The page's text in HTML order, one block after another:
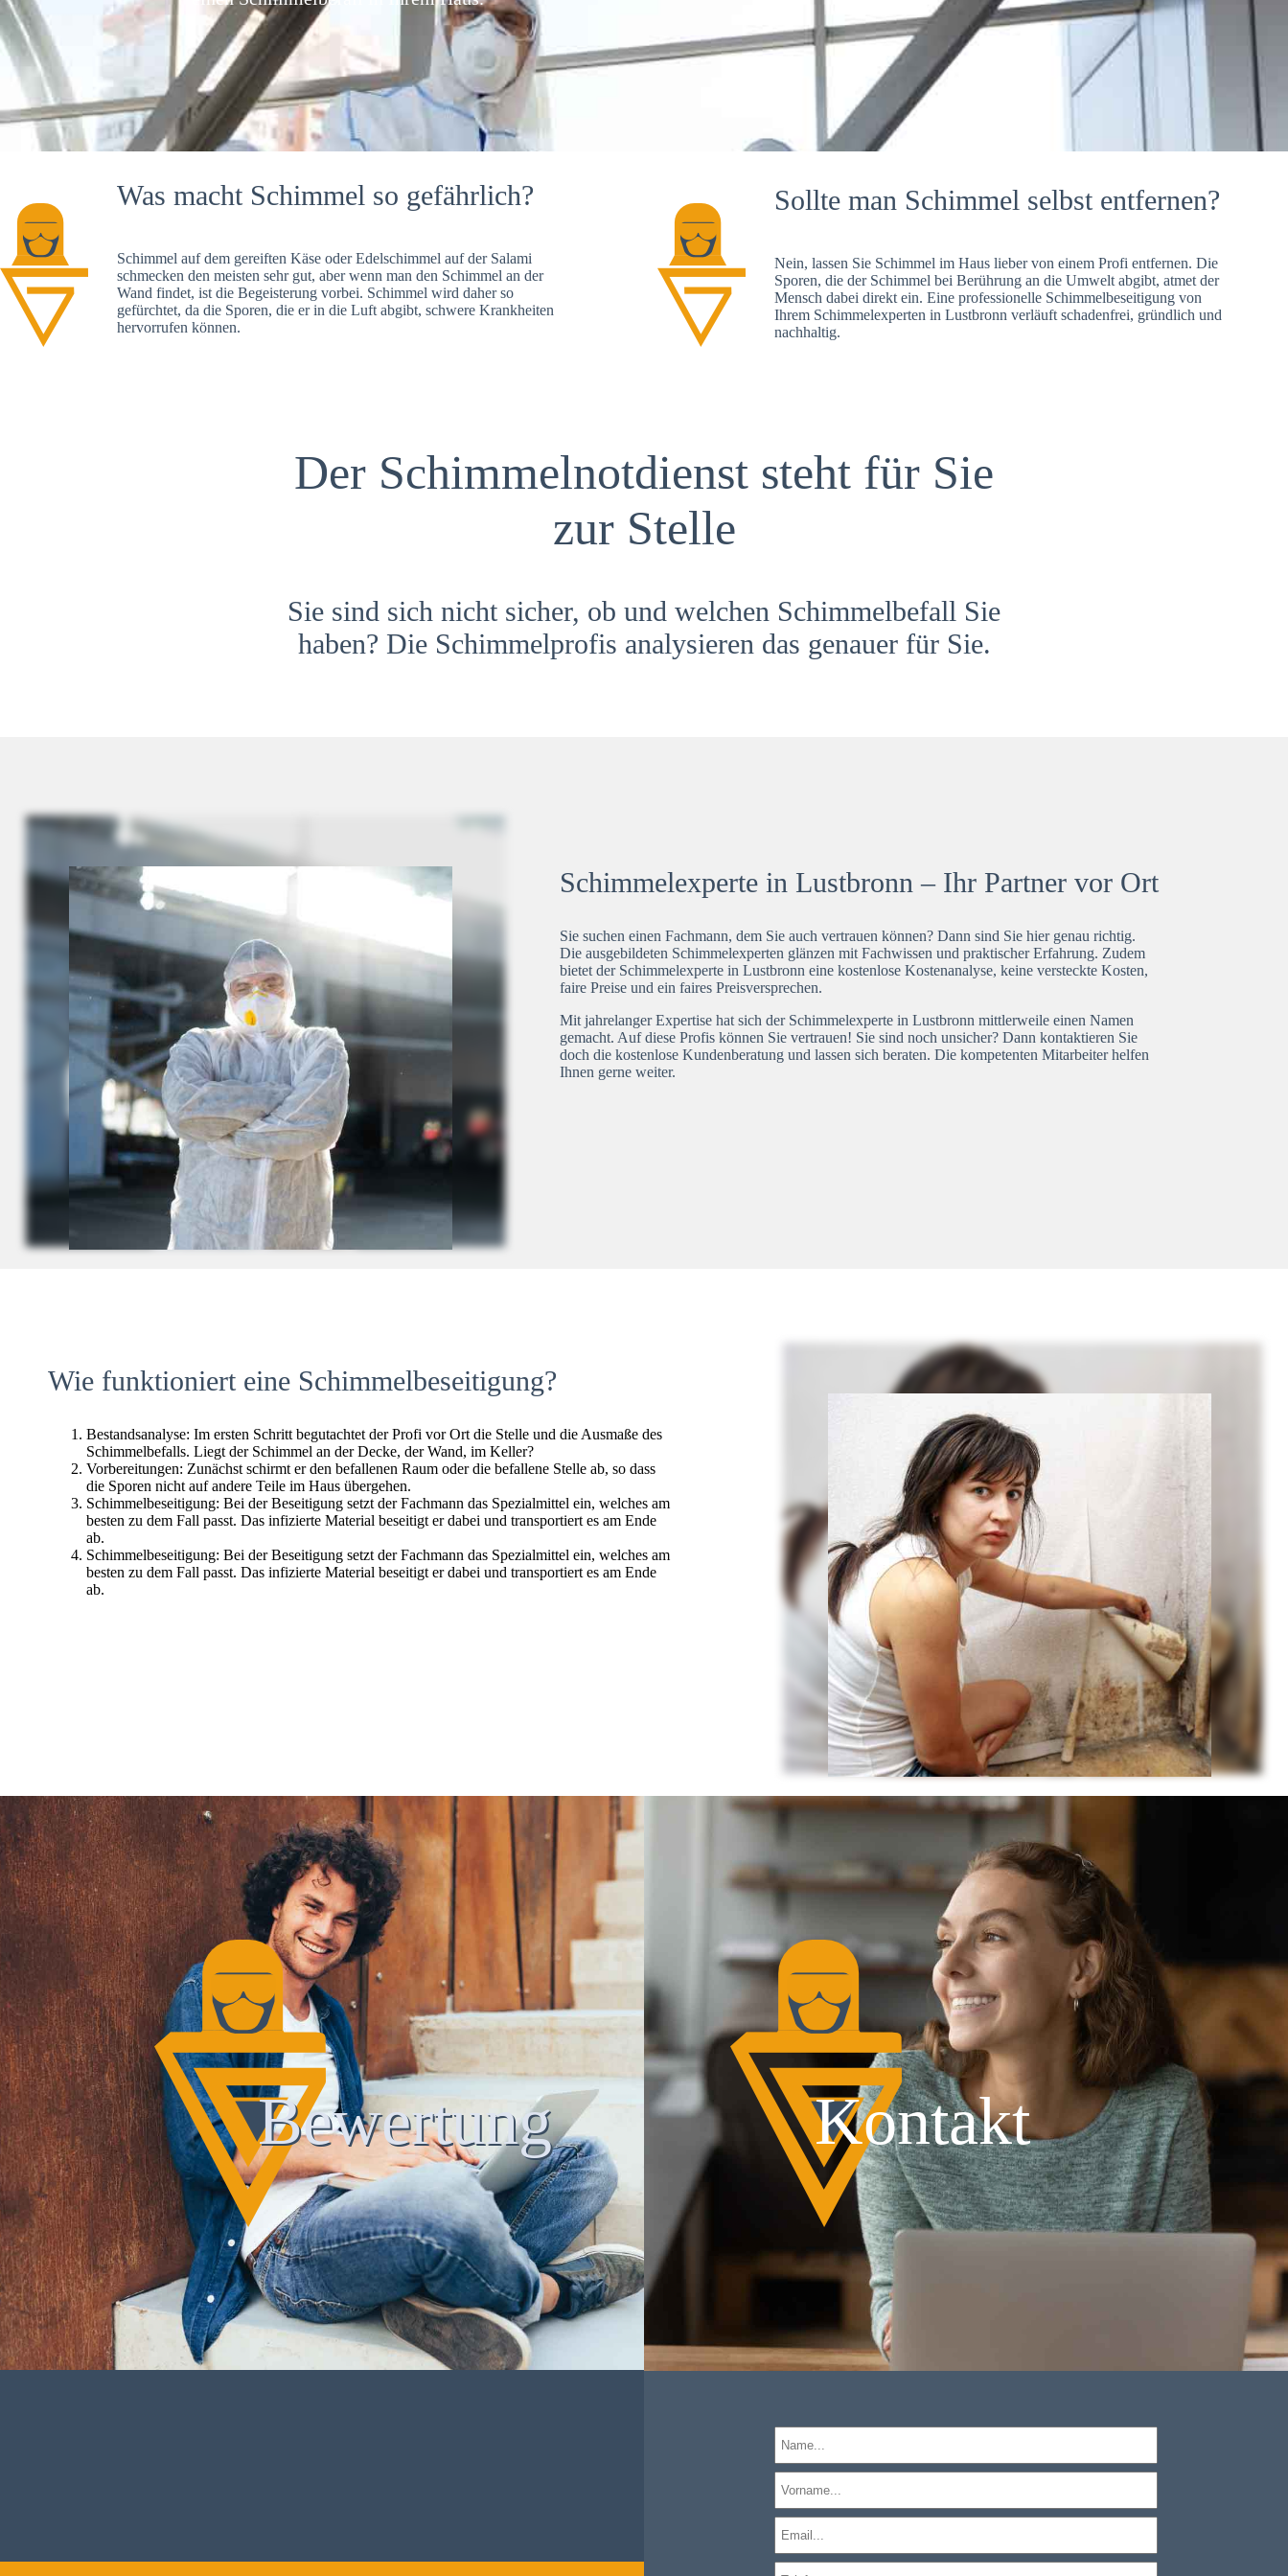
Was macht Schimmel so gefährlich?
Schimmel auf dem gereiften Käse oder Edelschimmel auf der Salami
schmecken den meisten sehr gut, aber wenn man den Schimmel an der
Wand findet, ist die Begeisterung vorbei. Schimmel wird daher so
gefürchtet, da die Sporen, die er in die Luft abgibt, schwere Krankheiten
hervorrufen können.
Sollte man Schimmel selbst entfernen?
Nein, lassen Sie Schimmel im Haus lieber von einem Profi entfernen. Die
Sporen, die der Schimmel bei Berührung an die Umwelt abgibt, atmet der
Mensch dabei direkt ein. Eine professionelle Schimmelbeseitigung von
Ihrem Schimmelexperten in Lustbronn verläuft schadenfrei, gründlich und
nachhaltig.
Der Schimmelnotdienst steht für Sie
zur Stelle
Sie sind sich nicht sicher, ob und welchen Schimmelbefall Sie
haben? Die Schimmelprofis analysieren das genauer für Sie.
Schimmelexperte in Lustbronn – Ihr Partner vor Ort
Sie suchen einen Fachmann, dem Sie auch vertrauen können? Dann sind Sie hier genau richtig.
Die ausgebildeten Schimmelexperten glänzen mit Fachwissen und praktischer Erfahrung. Zudem
bietet der Schimmelexperte in Lustbronn eine kostenlose Kostenanalyse, keine versteckte Kosten,
faire Preise und ein faires Preisversprechen.
Mit jahrelanger Expertise hat sich der Schimmelexperte in Lustbronn mittlerweile einen Namen
gemacht. Auf diese Profis können Sie vertrauen! Sie sind noch unsicher? Dann kontaktieren Sie
doch die kostenlose Kundenberatung und lassen sich beraten. Die kompetenten Mitarbeiter helfen
Ihnen gerne weiter.
Wie funktioniert eine Schimmelbeseitigung?
Bestandsanalyse: Im ersten Schritt begutachtet der Profi vor Ort die Stelle und die Ausmaße des
Schimmelbefalls. Liegt der Schimmel an der Decke, der Wand, im Keller?
Vorbereitungen: Zunächst schirmt er den befallenen Raum oder die befallene Stelle ab, so dass
die Sporen nicht auf andere Teile im Haus übergehen.
Schimmelbeseitigung: Bei der Beseitigung setzt der Fachmann das Spezialmittel ein, welches am
besten zu dem Fall passt. Das infizierte Material beseitigt er dabei und transportiert es am Ende
ab.
Schimmelbeseitigung: Bei der Beseitigung setzt der Fachmann das Spezialmittel ein, welches am
besten zu dem Fall passt. Das infizierte Material beseitigt er dabei und transportiert es am Ende
ab.
Bewertung Kontakt